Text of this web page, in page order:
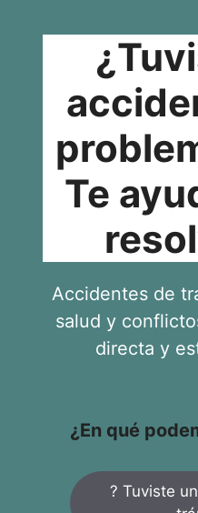
Te
Accidentes de
salud y
directa y
¿En qué
? Tuviste